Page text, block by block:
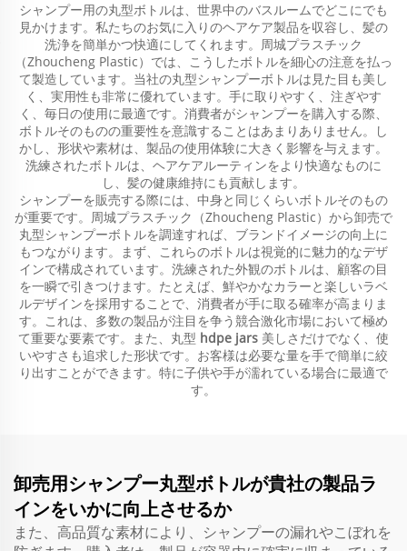
シャンプー用の丸型ボトルは、世界中のバスルームでどこにでも
見かけます。私たちのお気に入りのヘアケア製品を収容し、髪の
洗浄を簡単かつ快適にしてくれます。周城プラスチック
（Zhoucheng Plastic）では、こうしたボトルを細心の注意を払っ
て製造しています。当社の丸型シャンプーボトルは見た目も美し
く、実用性も非常に優れています。手に取りやすく、注ぎやす
く、毎日の使用に最適です。消費者がシャンプーを購入する際、
ボトルそのものの重要性を意識することはあまりありません。し
かし、形状や素材は、製品の使用体験に大きく影響を与えます。
洗練されたボトルは、ヘアケアルーティンをより快適なものに
し、髪の健康維持にも貢献します。
シャンプーを販売する際には、中身と同じくらいボトルそのもの
が重要です。周城プラスチック（Zhoucheng Plastic）から卸売で
丸型シャンプーボトルを調達すれば、ブランドイメージの向上に
もつながります。まず、これらのボトルは視覚的に魅力的なデザ
インで構成されています。洗練された外観のボトルは、顧客の目
を一瞬で引きつけます。たとえば、鮮やかなカラーと楽しいラベ
ルデザインを採用することで、消費者が手に取る確率が高まりま
す。これは、多数の製品が注目を争う競合激化市場において極め
て重要な要素です。また、丸型 hdpe jars 美しさだけでなく、使
いやすさも追求した形状です。お客様は必要な量を手で簡単に絞
り出すことができます。特に子供や手が濡れている場合に最適で
す。
卸売用シャンプー丸型ボトルが貴社の製品ラ
インをいかに向上させるか
また、高品質な素材により、シャンプーの漏れやこぼれを